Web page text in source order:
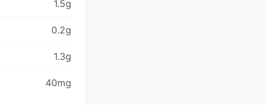
1.5g
0.2g
1.3g
40mg